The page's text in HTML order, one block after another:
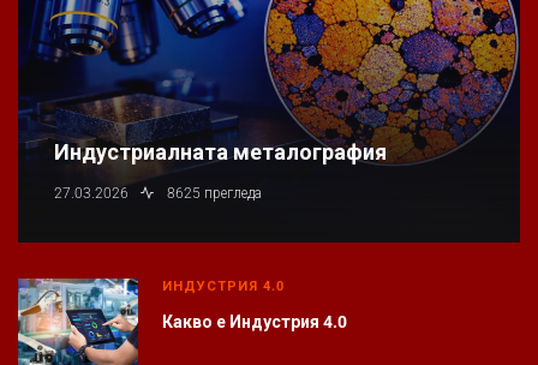
Индустриалната металография
27.03.2026 8625 прегледа
ИНДУСТРИЯ 4.0
Какво е Индустрия 4.0